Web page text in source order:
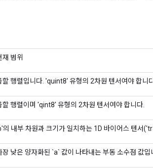
재 범위
할 행렬입니다. 'quint8' 유형의 2차원 텐서여야 합니
할 행렬이며 'qint8' 유형의 2차원 텐서여야 합니다.
의 내부 차원과 크기가 일치하는 1D 바이어스 텐서
장 낮은 양자화된 `a` 값이 나타내는 부동 소수점 값입